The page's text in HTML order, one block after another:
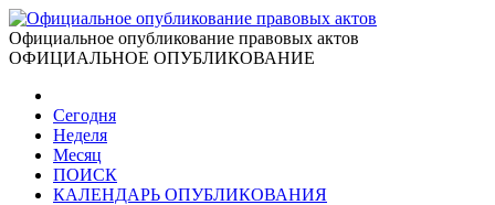
Официальное опубликование правовых актов
ОФИЦИАЛЬНОЕ ОПУБЛИКОВАНИЕ
Сегодня
Неделя
Месяц
ПОИСК
КАЛЕНДАРЬ ОПУБЛИКОВАНИЯ